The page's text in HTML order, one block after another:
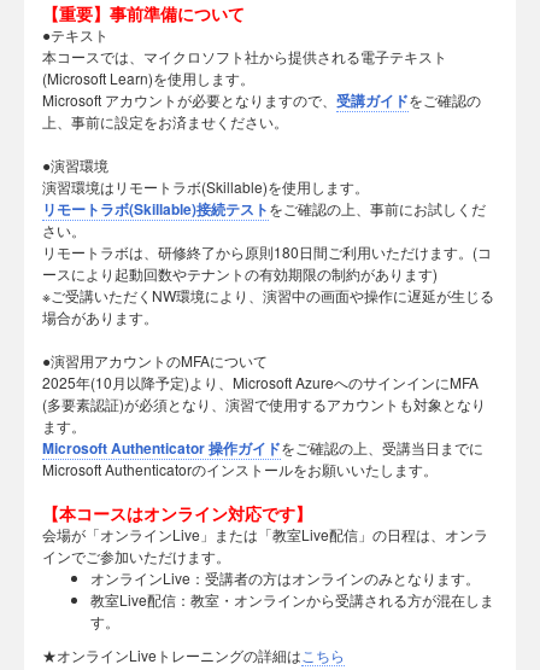
【重要】事前準備について
●テキスト
本コースでは、マイクロソフト社から提供される電子テキスト
(Microsoft Learn)を使用します。
Microsoft アカウントが必要となりますので、 受講ガイドをご確認の
上、事前に設定をお済ませください。
●演習環境
演習環境はリモートラボ(Skillable)を使用します。
リモートラボ(Skillable)接続テストをご確認の上、事前にお試しくだ
さい。
リモートラボは、研修終了から原則180日間ご利用いただけます。(コ
ースにより起動回数やテナントの有効期限の制約があります)
※ご受講いただくNW環境により、演習中の画面や操作に遅延が生じる
場合があります。
●演習用アカウントのMFAについて
2025年(10月以降予定)より、Microsoft AzureへのサインインにMFA
(多要素認証)が必須となり、演習で使用するアカウントも対象となり
ます。
Microsoft Authenticator 操作ガイドをご確認の上、受講当日までに
Microsoft Authenticatorのインストールをお願いいたします。
【本コースはオンライン対応です】
会場が「オンラインLive」または「教室Live配信」の日程は、オンラ
インでご参加いただけます。
オンラインLive：受講者の方はオンラインのみとなります。
教室Live配信：教室・オンラインから受講される方が混在しま
す。
★オンラインLiveトレーニングの詳細は こちら